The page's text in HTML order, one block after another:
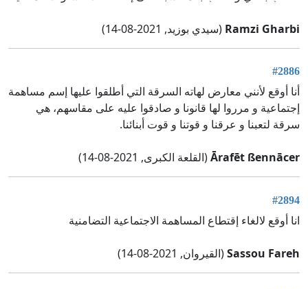
Ramzi Gharbi (سيدي بوزيد, 2021-08-14)
#2886
أنا أوقع لأنني معارض لهاته السرقة التي أطلقوا عليها إسم مساهمة
إجتماعية و مرروا لها قانونا و صادقوا عليه على مقاسهم، هي
سرقة لتعبنا و عرقنا و قوتنا و قوت أبنائنا.
Ārafēt ßennācer(القلعة الكبرى, 2021-08-14)
#2894
انا أوقع لالغاء إقتطاع المساهمة الاجتماعية التضامنية
Sassou Fareh(القيروان, 2021-08-14)